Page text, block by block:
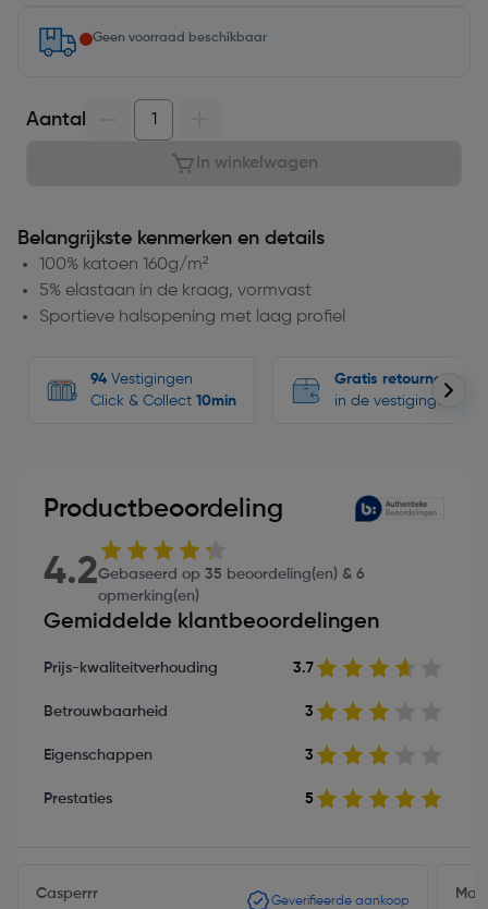
Geen voorraad beschikbaar
Aantal
In winkelwagen
Belangrijkste kenmerken en details
100% katoen 160g/m²
5% elastaan in de kraag, vormvast
Sportieve halsopening met laag profiel
94 Vestigingen
Click & Collect 10min
Gratis retourneren
in de vestigingen
Productbeoordeling
4.2Gebaseerd op 35 beoordeling(en) & 6
opmerking(en)
Gemiddelde klantbeoordelingen
Prijs-kwaliteitverhouding 3.7
Betrouwbaarheid 3
Eigenschappen 3
Prestaties 5
Casperrr Geverifieerde aankoop